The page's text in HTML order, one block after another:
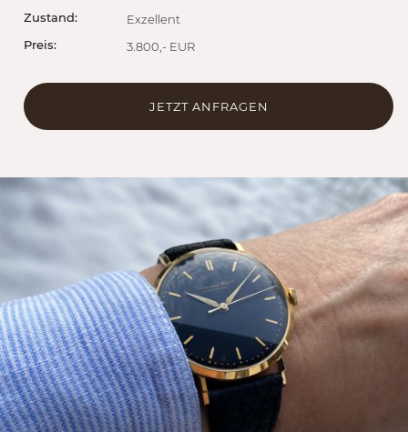
Zustand:
Preis:
Exzellent
3.800,- EUR
JETZT ANFRAGEN